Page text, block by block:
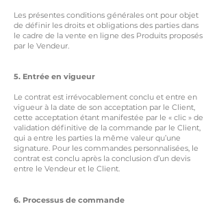
Les présentes conditions générales ont pour objet
de définir les droits et obligations des parties dans
le cadre de la vente en ligne des Produits proposés
par le Vendeur.
5. Entrée en vigueur
Le contrat est irrévocablement conclu et entre en
vigueur à la date de son acceptation par le Client,
cette acceptation étant manifestée par le « clic » de
validation définitive de la commande par le Client,
qui a entre les parties la même valeur qu’une
signature. Pour les commandes personnalisées, le
contrat est conclu après la conclusion d’un devis
entre le Vendeur et le Client.
6. Processus de commande